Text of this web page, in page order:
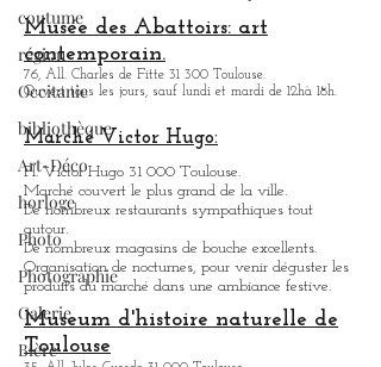
coutume
région
Occitanie
bibliothèque
Art-Déco
horloge
Photo
Photographie
Galerie
Bière
Toulouse.
Ouvert tous les jours sauf le lundi de 10h à 18h.
Créations de machines articulées, spectacle de rue
Musée des Abattoirs: art
76, All. Charles de Fitte 31 300 Toulouse.
Ouvert tous les jours, sauf lundi et mardi de 12hà 18h.
Marché Victor Hugo:
Pl. Victor Hugo 31 000 Toulouse.
Marché couvert le plus grand de la ville.
De nombreux restaurants sympathiquestout
autour.
De nombreux magasins de bouche excellents.
Organisation de nocturnes, pour venir déguster les
produits du marché dans une ambiance festive.